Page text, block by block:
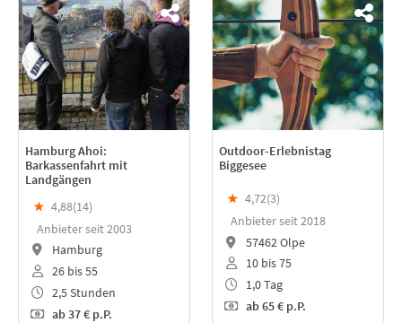
Hamburg Ahoi:
Barkassenfahrt mit
Landgängen
★ 4,88(14)
Anbieter seit 2003
Hamburg
26 bis 55
2,5 Stunden
ab37 € p.P.
Outdoor-Erlebnistag
Biggesee
★ 4,72(3)
Anbieter seit 2018
57462 Olpe
10 bis 75
1,0 Tag
ab65 € p.P.